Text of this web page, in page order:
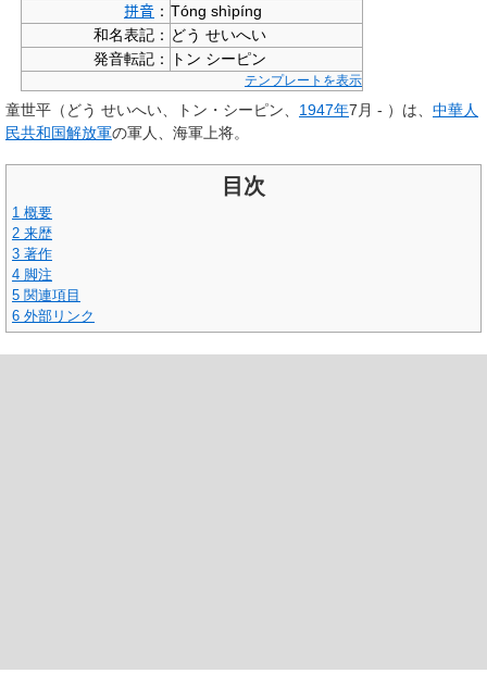
拼音 ： Tóng shìpíng
和名表記： どう せいへい
発音転記：
トン シーピン
テンプレートを表示
童世平 （どう せいへい、トン・シーピン、 1947年7月 - ）は、 中華人
民共和国解放軍の軍人、海軍上将。
目次
1 概要
2 来歴
3 著作
4 脚注
5 関連項目
6 外部リンク